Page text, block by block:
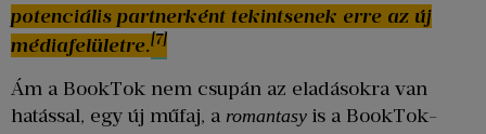
potenciális partnerként tekintsenek erre az új
médiafelületre.[7]
Ám a BookTok nem csupán az eladásokra van
hatással, egy új műfaj, a romantasy is a BookTok-